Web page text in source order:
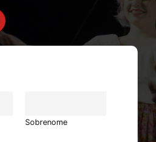
Sobrenome